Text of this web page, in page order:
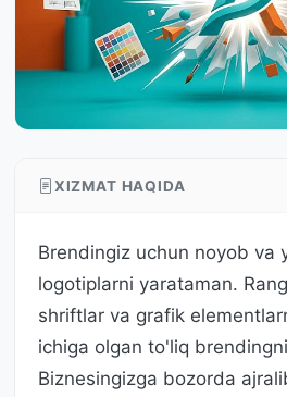
XIZMAT HAQIDA
Brendingiz uchun noyob va
logotiplarni yarataman.
shriftlar va grafik
ichiga olgan to'liq
Biznesingizga bozorda